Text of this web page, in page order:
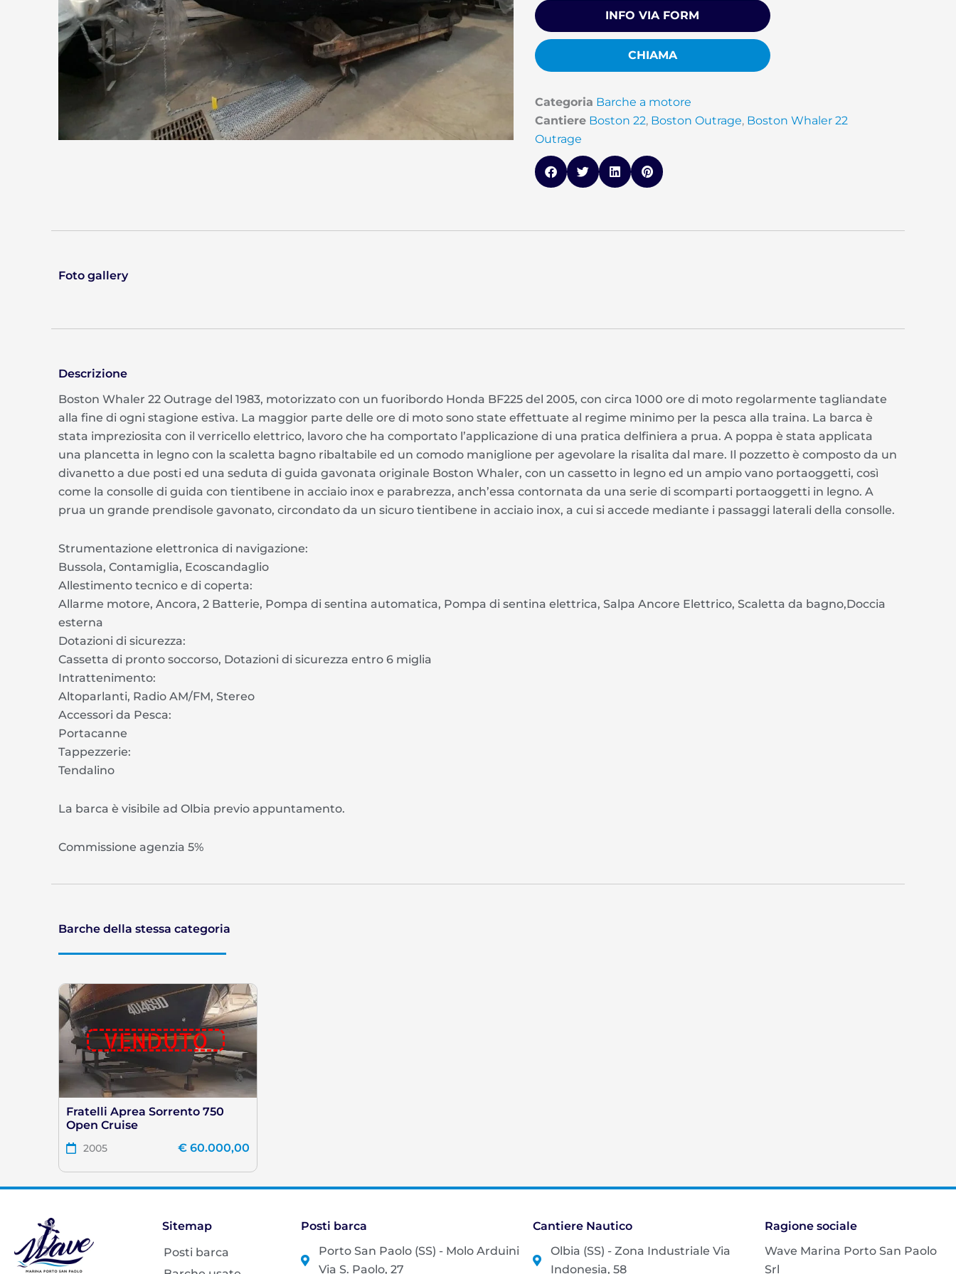
INFO VIA FORM
CHIAMA
Categoria Barche a motore
Cantiere Boston 22, Boston Outrage, Boston Whaler 22
Outrage
Foto gallery
Descrizione
Boston Whaler 22 Outrage del 1983, motorizzato con un fuoribordo Honda BF225 del 2005, con circa 1000 ore di moto regolarmente tagliandate
alla fine di ogni stagione estiva. La maggior parte delle ore di moto sono state effettuate al regime minimo per la pesca alla traina. La barca è
stata impreziosita con il verricello elettrico, lavoro che ha comportato l’applicazione di una pratica delfiniera a prua. A poppa è stata applicata
una plancetta in legno con la scaletta bagno ribaltabile ed un comodo maniglione per agevolare la risalita dal mare. Il pozzetto è composto da un
divanetto a due posti ed una seduta di guida gavonata originale Boston Whaler, con un cassetto in legno ed un ampio vano portaoggetti, così
come la consolle di guida con tientibene in acciaio inox e parabrezza, anch’essa contornata da una serie di scomparti portaoggetti in legno. A
prua un grande prendisole gavonato, circondato da un sicuro tientibene in acciaio inox, a cui si accede mediante i passaggi laterali della consolle.
Strumentazione elettronica di navigazione:
Bussola, Contamiglia, Ecoscandaglio
Allestimento tecnico e di coperta:
Allarme motore, Ancora, 2 Batterie, Pompa di sentina automatica, Pompa di sentina elettrica, Salpa Ancore Elettrico, Scaletta da bagno,Doccia
esterna
Dotazioni di sicurezza:
Cassetta di pronto soccorso, Dotazioni di sicurezza entro 6 miglia
Intrattenimento:
Altoparlanti, Radio AM/FM, Stereo
Accessori da Pesca:
Portacanne
Tappezzerie:
Tendalino
La barca è visibile ad Olbia previo appuntamento.
Commissione agenzia 5%
Barche della stessa categoria
VENDUTO
Fratelli Aprea Sorrento 750
Open Cruise
2005 € 60.000,00
Sitemap
Posti barca
Posti barca
Porto San Paolo (SS) - Molo Arduini
Via S. Paolo, 27
Cantiere Nautico
Olbia (SS) - Zona Industriale Via
Indonesia, 58
Ragione sociale
Wave Marina Porto San Paolo
Srl